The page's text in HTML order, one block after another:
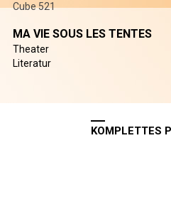
Cube 521
MA VIE SOUS LES TENTES
Theater
Literatur
KOMPLETTES